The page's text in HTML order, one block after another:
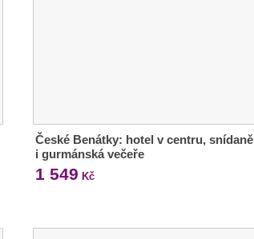
České Benátky: hotel v centru, snídaně
i gurmánská večeře
1 549 Kč